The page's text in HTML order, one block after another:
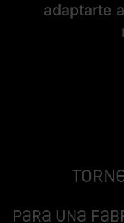
adaptarte
Para una